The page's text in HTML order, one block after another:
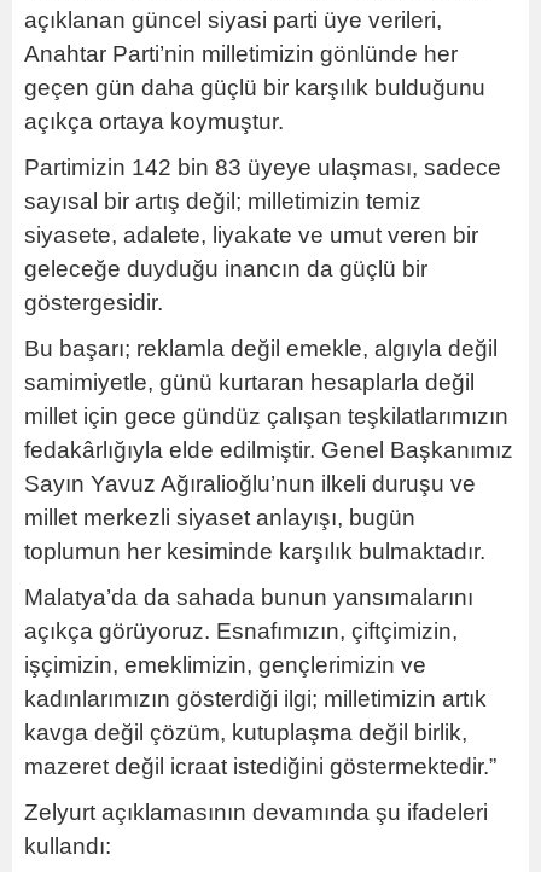
açıklanan güncel siyasi parti üye verileri,
Anahtar Parti’nin milletimizin gönlünde her
geçen gün daha güçlü bir karşılık bulduğunu
açıkça ortaya koymuştur.
Partimizin 142 bin 83 üyeye ulaşması, sadece
sayısal bir artış değil; milletimizin temiz
siyasete, adalete, liyakate ve umut veren bir
geleceğe duyduğu inancın da güçlü bir
göstergesidir.
Bu başarı; reklamla değil emekle, algıyla değil
samimiyetle, günü kurtaran hesaplarla değil
millet için gece gündüz çalışan teşkilatlarımızın
fedakârlığıyla elde edilmiştir. Genel Başkanımız
Sayın Yavuz Ağıralioğlu’nun ilkeli duruşu ve
millet merkezli siyaset anlayışı, bugün
toplumun her kesiminde karşılık bulmaktadır.
Malatya’da da sahada bunun yansımalarını
açıkça görüyoruz. Esnafımızın, çiftçimizin,
işçimizin, emeklimizin, gençlerimizin ve
kadınlarımızın gösterdiği ilgi; milletimizin artık
kavga değil çözüm, kutuplaşma değil birlik,
mazeret değil icraat istediğini göstermektedir.”
Zelyurt açıklamasının devamında şu ifadeleri
kullandı: